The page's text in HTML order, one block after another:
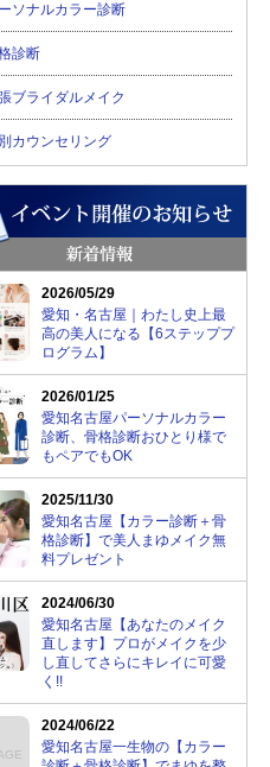
ソナルカラー診断
診断
ブライダルメイク
カウンセリング
2026/05/29
愛知・名古屋｜わたし史上最
高の美人になる【6ステッププ
ログラム】
2026/01/25
愛知名古屋パーソナルカラー
診断、骨格診断おひとり様で
もペアでもOK
2025/11/30
愛知名古屋【カラー診断＋骨
格診断】で美人まゆメイク無
料プレゼント
2024/06/30
愛知名古屋【あなたのメイク
直します】プロがメイクを少
し直してさらにキレイに可愛
く!!
2024/06/22
愛知名古屋一生物の【カラー